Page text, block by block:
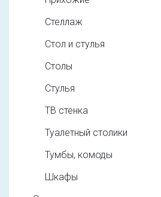
Стеллаж
Стол и стулья
Столы
Стулья
ТВ стенка
Туалетный столики
Тумбы, комоды
Шкафы